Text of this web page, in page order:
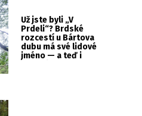
Už jste byli „V
Prdeli“? Brdské
rozcestí u Bártova
dubu má své lidové
jméno — a teď i